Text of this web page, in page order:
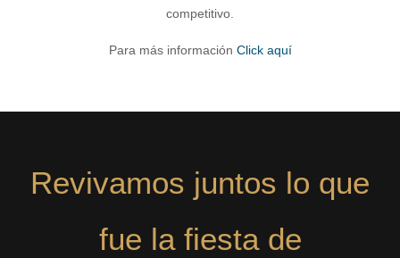
competitivo.
Para más información Click aquí
Revivamos juntos lo que
fue la fiesta de